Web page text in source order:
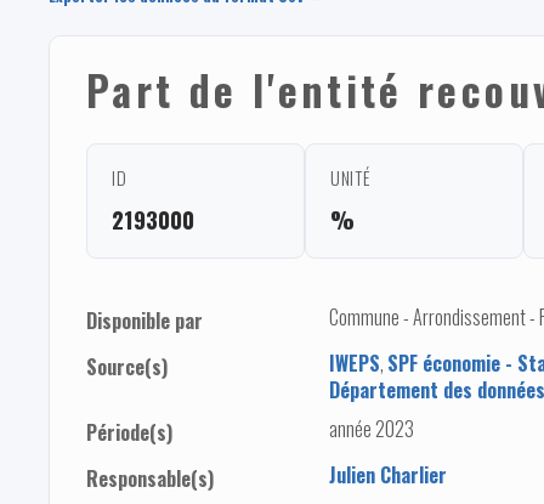
Part de l'entité
ID
2193000
UNITÉ
%
Disponible par
Commune - Arrondissement -
Source(s)
IWEPS, SPF économie -
Département des
Période(s)
année 2023
Responsable(s)
Julien Charlier